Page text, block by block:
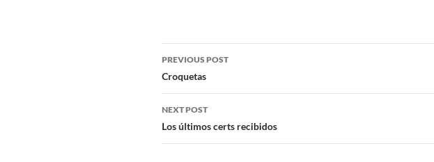
Post
navigation
PREVIOUS POST
Croquetas
NEXT POST
Los últimos certs recibidos